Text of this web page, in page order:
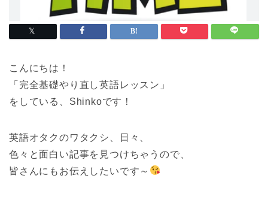
こんにちは！
「完全基礎やり直し英語レッスン」
をしている、Shinkoです！
英語オタクのワタクシ、日々、
色々と面白い記事を見つけちゃうので、
皆さんにもお伝えしたいです～